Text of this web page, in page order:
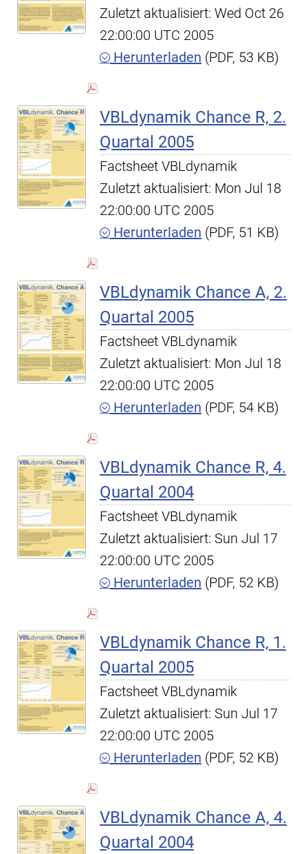
Zuletzt aktualisiert: Wed Oct 26
22:00:00 UTC 2005
Herunterladen (PDF, 53 KB)
VBLdynamik Chance R, 2.
Quartal 2005
Factsheet VBLdynamik
Zuletzt aktualisiert: Mon Jul 18
22:00:00 UTC 2005
Herunterladen (PDF, 51 KB)
VBLdynamik Chance A, 2.
Quartal 2005
Factsheet VBLdynamik
Zuletzt aktualisiert: Mon Jul 18
22:00:00 UTC 2005
Herunterladen (PDF, 54 KB)
VBLdynamik Chance R, 4.
Quartal 2004
Factsheet VBLdynamik
Zuletzt aktualisiert: Sun Jul 17
22:00:00 UTC 2005
Herunterladen (PDF, 52 KB)
VBLdynamik Chance R, 1.
Quartal 2005
Factsheet VBLdynamik
Zuletzt aktualisiert: Sun Jul 17
22:00:00 UTC 2005
Herunterladen (PDF, 52 KB)
VBLdynamik Chance A, 4.
Quartal 2004